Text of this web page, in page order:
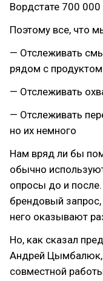
Вордстате 700
Поэтому все, что
— Отслеживать
рядом с продуктом
— Отслеживать
— Отслеживать
но их немного
Нам вряд ли бы
обычно
опросы до и
брендовый
него оказывают
Но, как сказал
Андрей Цымбалюк,
совместной